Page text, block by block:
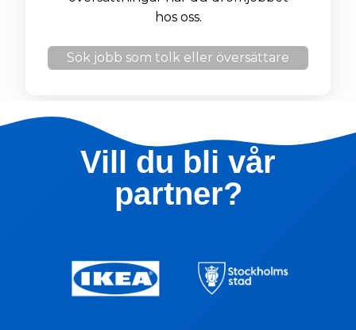
hos oss.
Sök jobb som tolk eller översättare
Vill du bli vår
partner?